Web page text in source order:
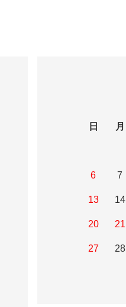
日
月
6 7
13 14
20 21
27 28